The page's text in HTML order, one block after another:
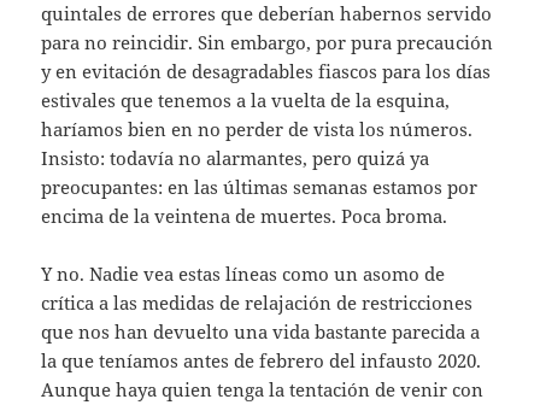
quintales de errores que deberían habernos servido
para no reincidir. Sin embargo, por pura precaución
y en evitación de desagradables fiascos para los días
estivales que tenemos a la vuelta de la esquina,
haríamos bien en no perder de vista los números.
Insisto: todavía no alarmantes, pero quizá ya
preocupantes: en las últimas semanas estamos por
encima de la veintena de muertes. Poca broma.
Y no. Nadie vea estas líneas como un asomo de
crítica a las medidas de relajación de restricciones
que nos han devuelto una vida bastante parecida a
la que teníamos antes de febrero del infausto 2020.
Aunque haya quien tenga la tentación de venir con